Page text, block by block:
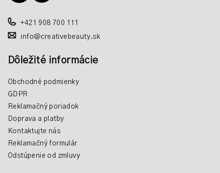
+421 908 700 111
info@creativebeauty.sk
Dôležité informácie
Obchodné podmienky
GDPR
Reklamačný poriadok
Doprava a platby
Kontaktujte nás
Reklamačný formulár
Odstúpenie od zmluvy